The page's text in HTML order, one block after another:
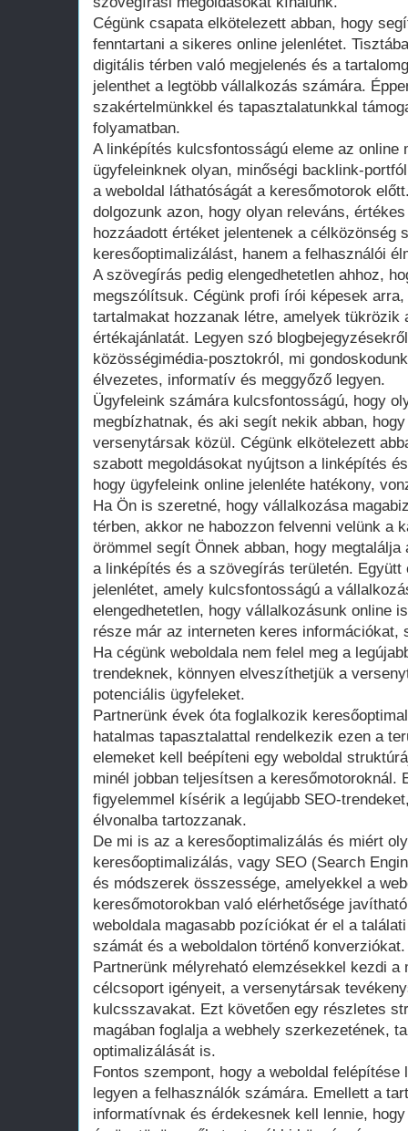
Cégünk csapata elkötelezett abban, hogy
fenntartani a sikeres online jelenlétet.
digitális térben való megjelenés és a
jelenthet a legtöbb vállalkozás számára.
szakértelmünkkel és tapasztalatunkkal
folyamatban.
A linképítés kulcsfontosságú eleme az online
ügyfeleinknek olyan, minőségi backlink-
a weboldal láthatóságát a keresőmotorok
dolgozunk azon, hogy olyan releváns,
hozzáadott értéket jelentenek a célközönség
keresőoptimalizálást, hanem a felhasználói
A szövegírás pedig elengedhetetlen ahhoz,
megszólítsuk. Cégünk profi írói képesek
tartalmakat hozzanak létre, amelyek tükrözik
értékajánlatát. Legyen szó
közösségimédia-posztokról, mi
élvezetes, informatív és meggyőző legyen.
Ügyfeleink számára kulcsfontosságú, hogy
megbízhatnak, és aki segít nekik abban,
versenytársak közül. Cégünk elkötelezett
szabott megoldásokat nyújtson a linképítés
hogy ügyfeleink online jelenléte hatékony,
Ha Ön is szeretné, hogy vállalkozása
térben, akkor ne habozzon felvenni velünk a
örömmel segít Önnek abban, hogy megtalálja
a linképítés és a szövegírás területén.
jelenlétet, amely kulcsfontosságú a
elengedhetetlen, hogy vállalkozásunk online
része már az interneten keres információkat,
Ha cégünk weboldala nem felel meg a
trendeknek, könnyen elveszíthetjük a
potenciális ügyfeleket.
Partnerünk évek óta foglalkozik
hatalmas tapasztalattal rendelkezik ezen a
elemeket kell beépíteni egy weboldal
minél jobban teljesítsen a keresőmotoroknál.
figyelemmel kísérik a legújabb SEO-
élvonalba tartozzanak.
De mi is az a keresőoptimalizálás és miért
keresőoptimalizálás, vagy SEO (Search
és módszerek összessége, amelyekkel a
keresőmotorokban való elérhetősége
weboldala magasabb pozíciókat ér el a
számát és a weboldalon történő konverziókat.
Partnerünk mélyreható elemzésekkel kezdi a
célcsoport igényeit, a versenytársak
kulcsszavakat. Ezt követően egy részletes
magában foglalja a webhely szerkezetének,
optimalizálását is.
Fontos szempont, hogy a weboldal
legyen a felhasználók számára. Emellett a
informatívnak és érdekesnek kell lennie,